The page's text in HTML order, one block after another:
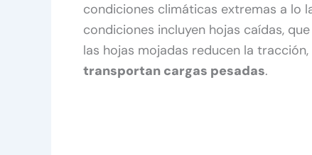
condiciones climáticas extremas a lo
condiciones incluyen hojas caídas,
las hojas mojadas reducen la
transportan cargas pesadas.